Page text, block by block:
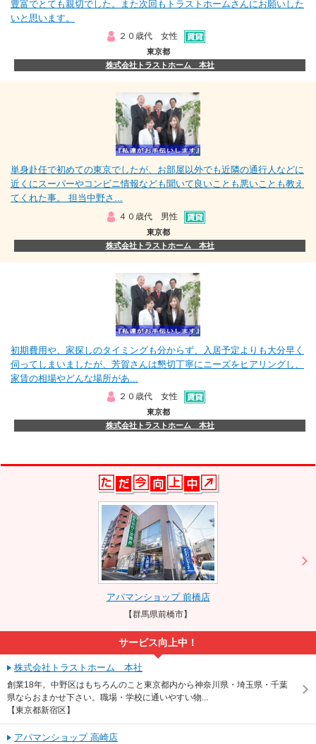
豊富でとても親切でした。また次回もトラストホームさんにお願いした
いと思います。
２０歳代 女性
東京都
株式会社トラストホーム 本社
単身赴任で初めての東京でしたが、お部屋以外でも近隣の通行人などに
近くにスーパーやコンビニ情報なども聞いて良いことも悪いことも教え
てくれた事。 担当中野さ...
４０歳代 男性
東京都
株式会社トラストホーム 本社
初期費用や、家探しのタイミングも分からず、入居予定よりも大分早く
伺ってしまいましたが、芳賀さんは懇切丁寧にニーズをヒアリングし、
家賃の相場やどんな場所があ...
２０歳代 女性
東京都
株式会社トラストホーム 本社
アパマンショップ 前橋店
【群馬県前橋市】
サービス向上中！
株式会社トラストホーム 本社
創業18年。中野区はもちろんのこと東京都内から神奈川県・埼玉県・千葉
県ならおまかせ下さい。職場・学校に通いやすい物...
【東京都新宿区】
アパマンショップ 高崎店